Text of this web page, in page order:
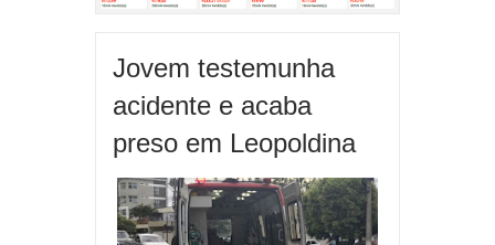
Jovem testemunha
acidente e acaba
preso em Leopoldina